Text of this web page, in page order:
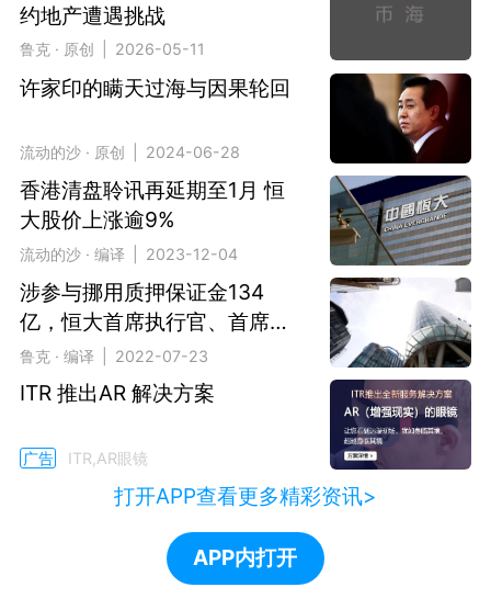
约地产遭遇挑战
鲁克 · 原创 | 2026-05-11
许家印的瞒天过海与因果轮回
流动的沙 · 原创 | 2024-06-28
香港清盘聆讯再延期至1月 恒
大股价上涨逾9%
流动的沙 · 编译 | 2023-12-04
涉参与挪用质押保证金134
亿，恒大首席执行官、首席财
务官辞职
鲁克 · 编译 | 2022-07-23
ITR 推出AR 解决方案
广告 ITR,AR眼镜
打开APP查看更多精彩资讯>
APP内打开